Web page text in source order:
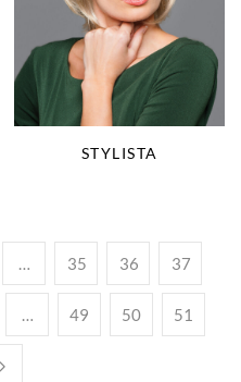
STYLISTA
… 35 36 37
… 49 50 51